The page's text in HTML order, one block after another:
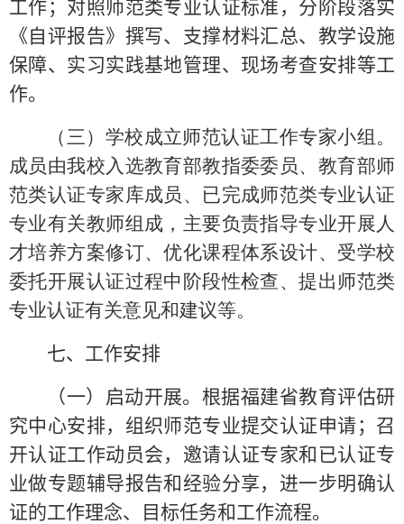
工作；对照师范类专业认证标准，分阶段落实
《自评报告》撰写、支撑材料汇总、教学设施
保障、实习实践基地管理、现场考查安排等工
作。
（三）学校成立师范认证工作专家小组。
成员由我校入选教育部教指委委员、教育部师
范类认证专家库成员、已完成师范类专业认证
专业有关教师组成，主要负责指导专业开展人
才培养方案修订、优化课程体系设计、受学校
委托开展认证过程中阶段性检查、提出师范类
专业认证有关意见和建议等。
七、工作安排
（一）启动开展。根据福建省教育评估研
究中心安排，组织师范专业提交认证申请；召
开认证工作动员会，邀请认证专家和已认证专
业做专题辅导报告和经验分享，进一步明确认
证的工作理念、目标任务和工作流程。